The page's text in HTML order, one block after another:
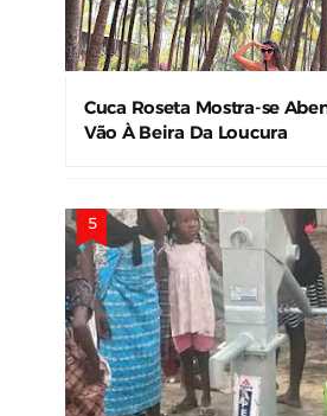
Cuca Roseta Mostra-se
Vão À Beira Da Loucura